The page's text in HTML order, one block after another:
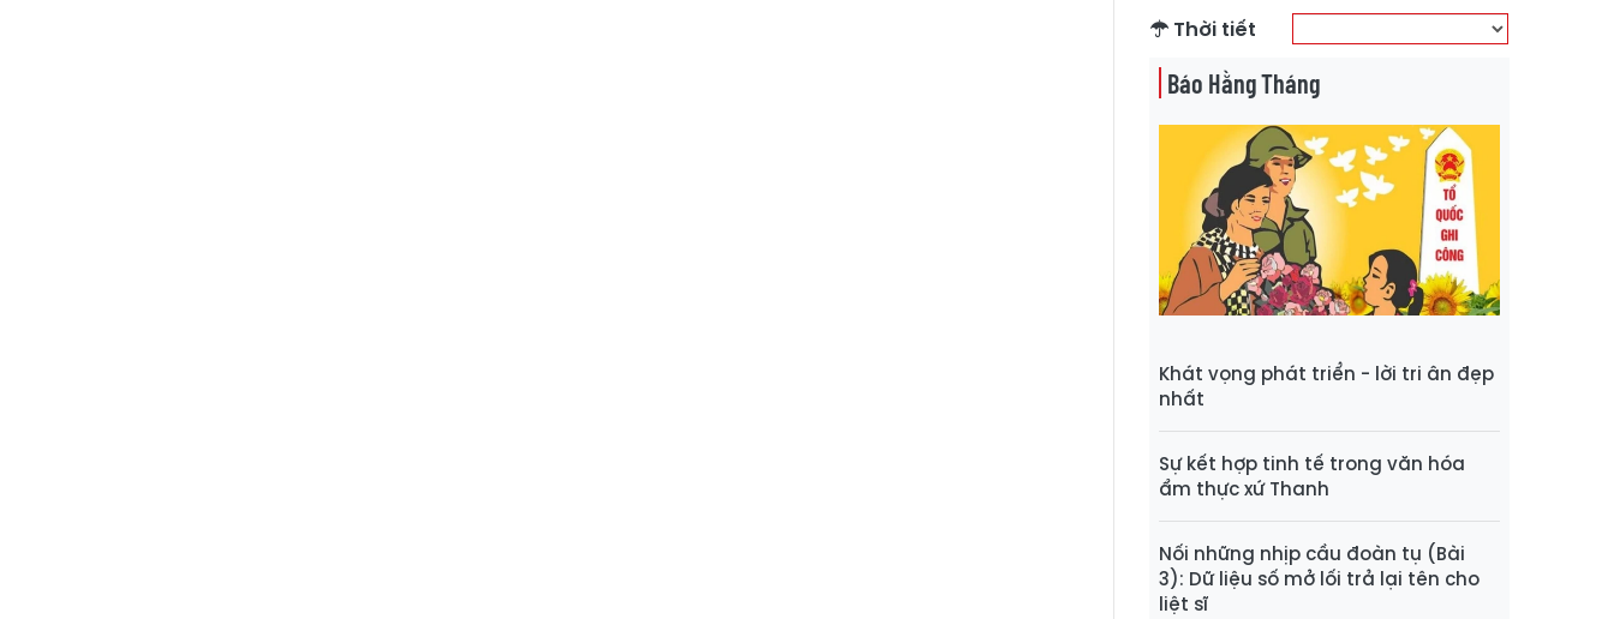
Thời tiết
Báo Hằng Tháng
Khát vọng phát triển - lời tri ân đẹp
nhất
Sự kết hợp tinh tế trong văn hóa
ẩm thực xứ Thanh
Nối những nhịp cầu đoàn tụ (Bài
3): Dữ liệu số mở lối trả lại tên cho
liệt sĩ